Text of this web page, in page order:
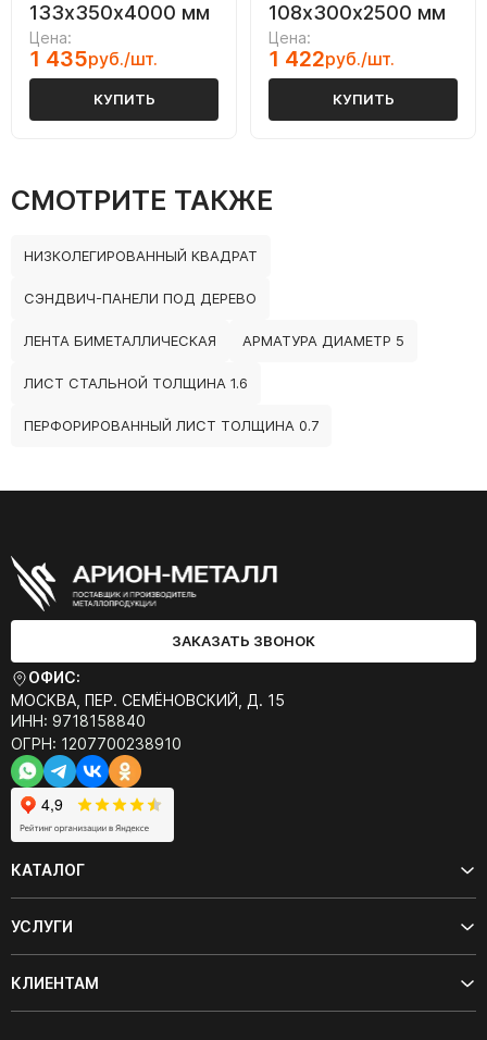
133х350х4000 мм
Цена:
1 435руб./шт.
КУПИТЬ
108х300х2500 мм
Цена:
1 422руб./шт.
КУПИТЬ
СМОТРИТЕ ТАКЖЕ
НИЗКОЛЕГИРОВАННЫЙ КВАДРАТ
СЭНДВИЧ-ПАНЕЛИ ПОД ДЕРЕВО
ЛЕНТА БИМЕТАЛЛИЧЕСКАЯ АРМАТУРА ДИАМЕТР 5
ЛИСТ СТАЛЬНОЙ ТОЛЩИНА 1.6
ПЕРФОРИРОВАННЫЙ ЛИСТ ТОЛЩИНА 0.7
ЗАКАЗАТЬ ЗВОНОК
ОФИС:
МОСКВА, ПЕР. СЕМЁНОВСКИЙ, Д. 15
ИНН: 9718158840
ОГРН: 1207700238910
КАТАЛОГ
УСЛУГИ
КЛИЕНТАМ